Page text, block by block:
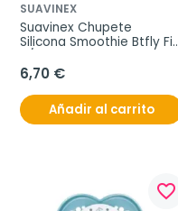
SUAVINEX
Suavinex Chupete
Silicona Smoothie Btfly Fis
6,70 €
Añadir al carrito
favorite_border